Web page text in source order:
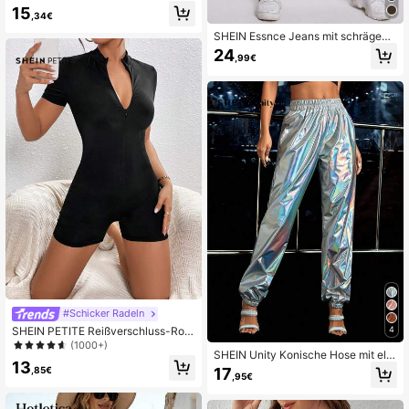
15 ,34€
#Schicker Radeln
SHEIN PETITE Reißverschluss-Rom
per mit halbem Reißverschluss, sch
warzer Romper, für zierliche Frauen
(1000+)
13 ,85€
SHEIN Essnce Jeans mit schrägen
Taschen und Riss
24,99€
4
SHEIN Unity Konische Hose mit ela
stisch Bund
17 ,95€